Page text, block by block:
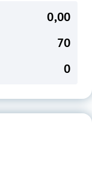
0,00
70
0